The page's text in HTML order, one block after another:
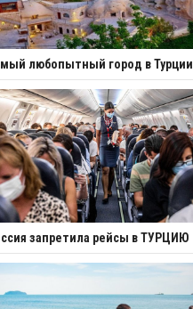
любопытный город в Турции
запретила рейсы в ТУРЦИЮ